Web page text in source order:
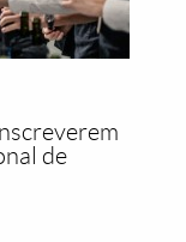
de